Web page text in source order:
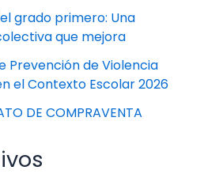
grado primero: Una
que mejora
Prevención de Violencia
el Contexto Escolar 2026
DE COMPRAVENTA